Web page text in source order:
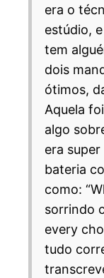
era o
estúdio,
tem
dois
ótimos,
Aquela
algo
era
bateria
como:
sorrindo
every
tudo